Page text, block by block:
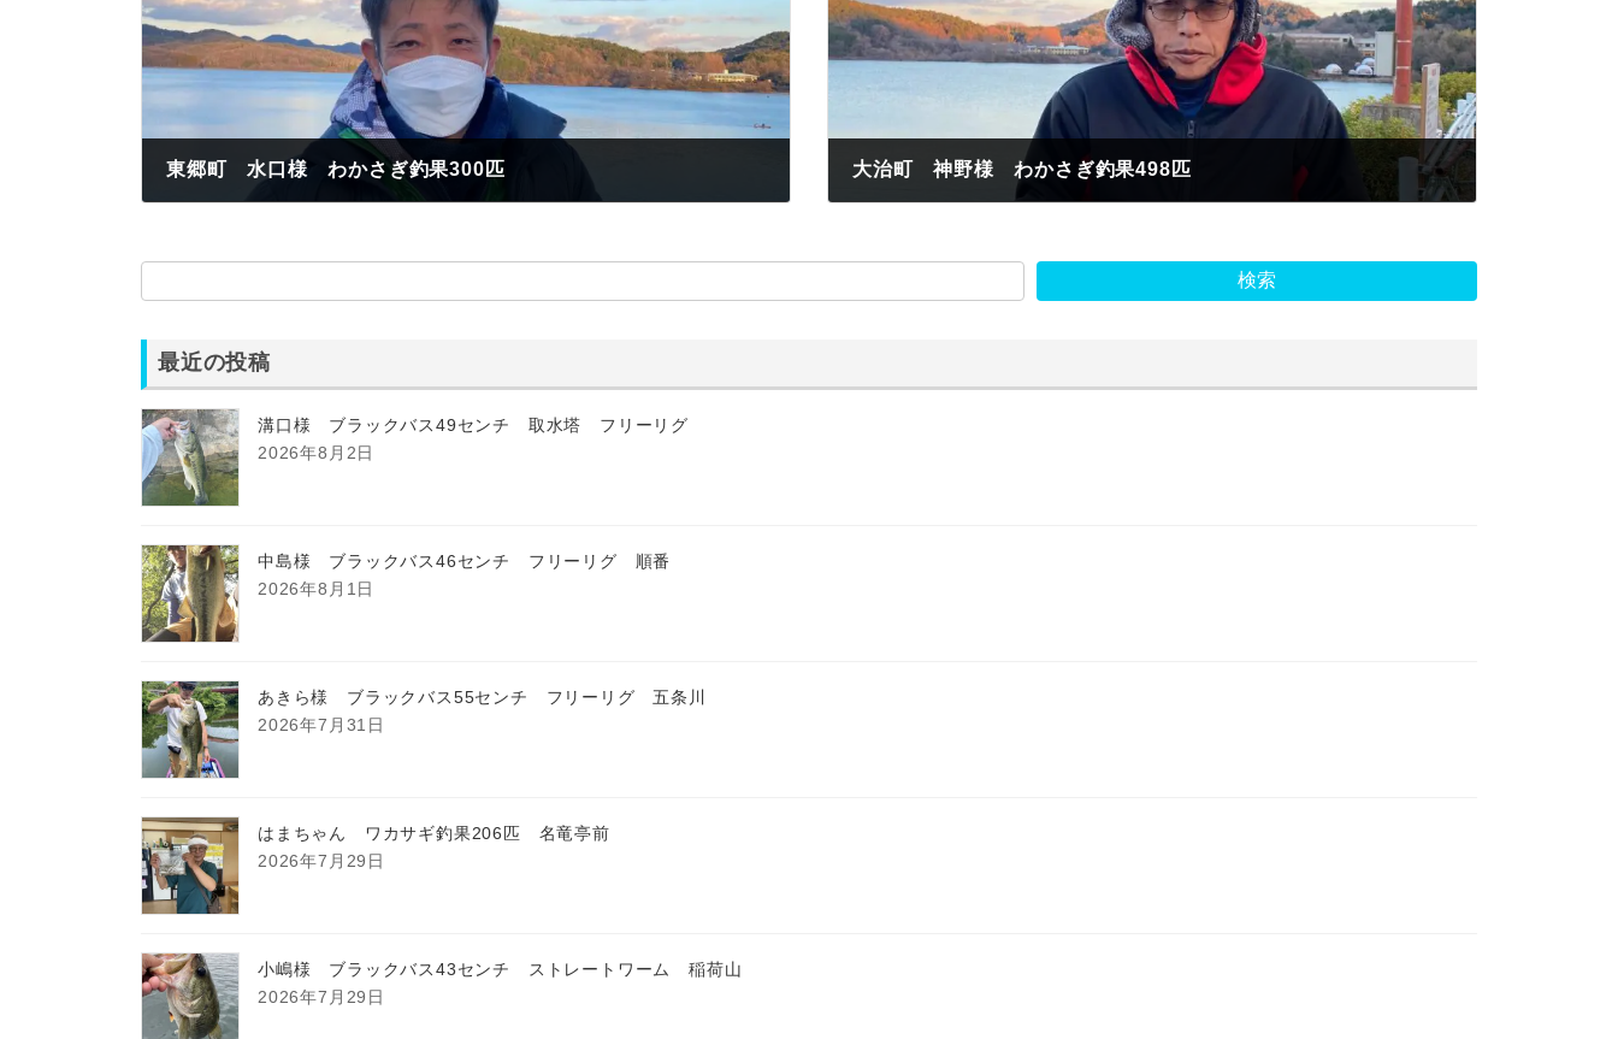
東郷町 水口様 わかさぎ釣果300匹 大治町 神野様 わかさぎ釣果498匹
検索
最近の投稿
溝口様 ブラックバス49センチ 取水塔 フリーリグ
2026年8月2日
中島様 ブラックバス46センチ フリーリグ 順番
2026年8月1日
あきら様 ブラックバス55センチ フリーリグ 五条川
2026年7月31日
はまちゃん ワカサギ釣果206匹 名竜亭前
2026年7月29日
小嶋様 ブラックバス43センチ ストレートワーム 稲荷山
2026年7月29日